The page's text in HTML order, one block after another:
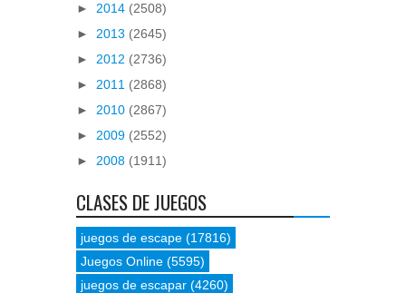
► 2014 (2508)
► 2013 (2645)
► 2012 (2736)
► 2011 (2868)
► 2010 (2867)
► 2009 (2552)
► 2008 (1911)
CLASES DE JUEGOS
juegos de escape (17816)
Juegos Online (5595)
juegos de escapar (4260)